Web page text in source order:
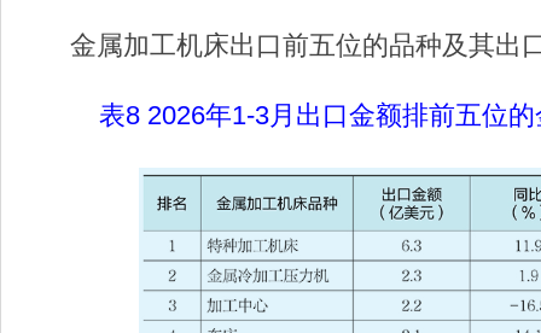
金属加工机床出口前五位的品种及其出
表8 2026年1-3月出口金额排前五位